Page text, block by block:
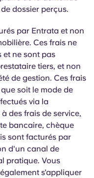
dossier perçus.
par Entrata et non
Ces frais ne
ne sont pas
tiers, et non
de gestion. Ces frais
soit le mode de
via la
des frais de service,
bancaire, chèque
sont facturés par
d'un canal de
pratique. Vous
s'appliquer